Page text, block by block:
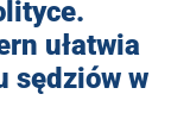
ułatwia
sędziów w